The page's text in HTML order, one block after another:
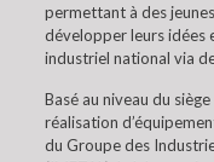
permettant à des
développer leurs idées
industriel national via
Basé au niveau du siège
réalisation
du Groupe des